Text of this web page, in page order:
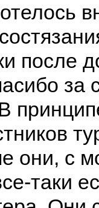
после
за
они, с
таки